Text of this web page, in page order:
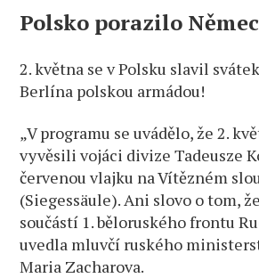
Polsko porazilo
2. května se v Polsku slavil
Berlína polskou armádou!
„V programu se uvádělo, že 2.
vyvěsili vojáci divize Tadeusze
červenou vlajku na Vítězném
(Siegessäule). Ani slovo o tom,
součástí 1. běloruského frontu
uvedla mluvčí ruského
Maria Zacharova.